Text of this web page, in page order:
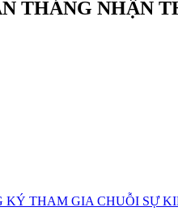
THÁNG NHẬN